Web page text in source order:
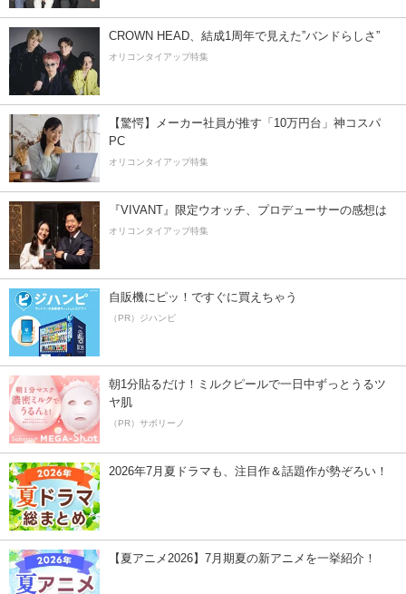
CROWN HEAD、結成1周年で見えた”バンドらしさ”
オリコンタイアップ特集
【驚愕】メーカー社員が推す「10万円台」神コスパ
PC
オリコンタイアップ特集
『VIVANT』限定ウオッチ、プロデューサーの感想は
オリコンタイアップ特集
自販機にピッ！ですぐに買えちゃう
（PR）ジハンピ
朝1分貼るだけ！ミルクピールで一日中ずっとうるツ
ヤ肌
（PR）サボリーノ
2026年7月夏ドラマも、注目作＆話題作が勢ぞろい！
【夏アニメ2026】7月期夏の新アニメを一挙紹介！